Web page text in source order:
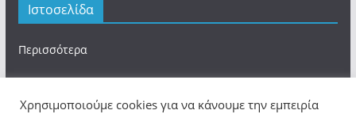
Ιστοσελίδα
Περισσότερα
Χρησιμοποιούμε cookies για να κάνουμε την εμπειρία